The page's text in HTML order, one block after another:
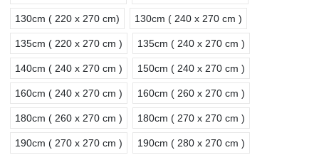
130cm ( 220 x 270 cm) 130cm ( 240 x 270 cm )
135cm ( 220 x 270 cm ) 135cm ( 240 x 270 cm )
140cm ( 240 x 270 cm ) 150cm ( 240 x 270 cm )
160cm ( 240 x 270 cm ) 160cm ( 260 x 270 cm )
180cm ( 260 x 270 cm ) 180cm ( 270 x 270 cm )
190cm ( 270 x 270 cm ) 190cm ( 280 x 270 cm )